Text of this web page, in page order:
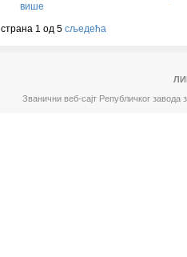
више
страна 1 од 5 сљедећа
Званични веб-сајт Републичког